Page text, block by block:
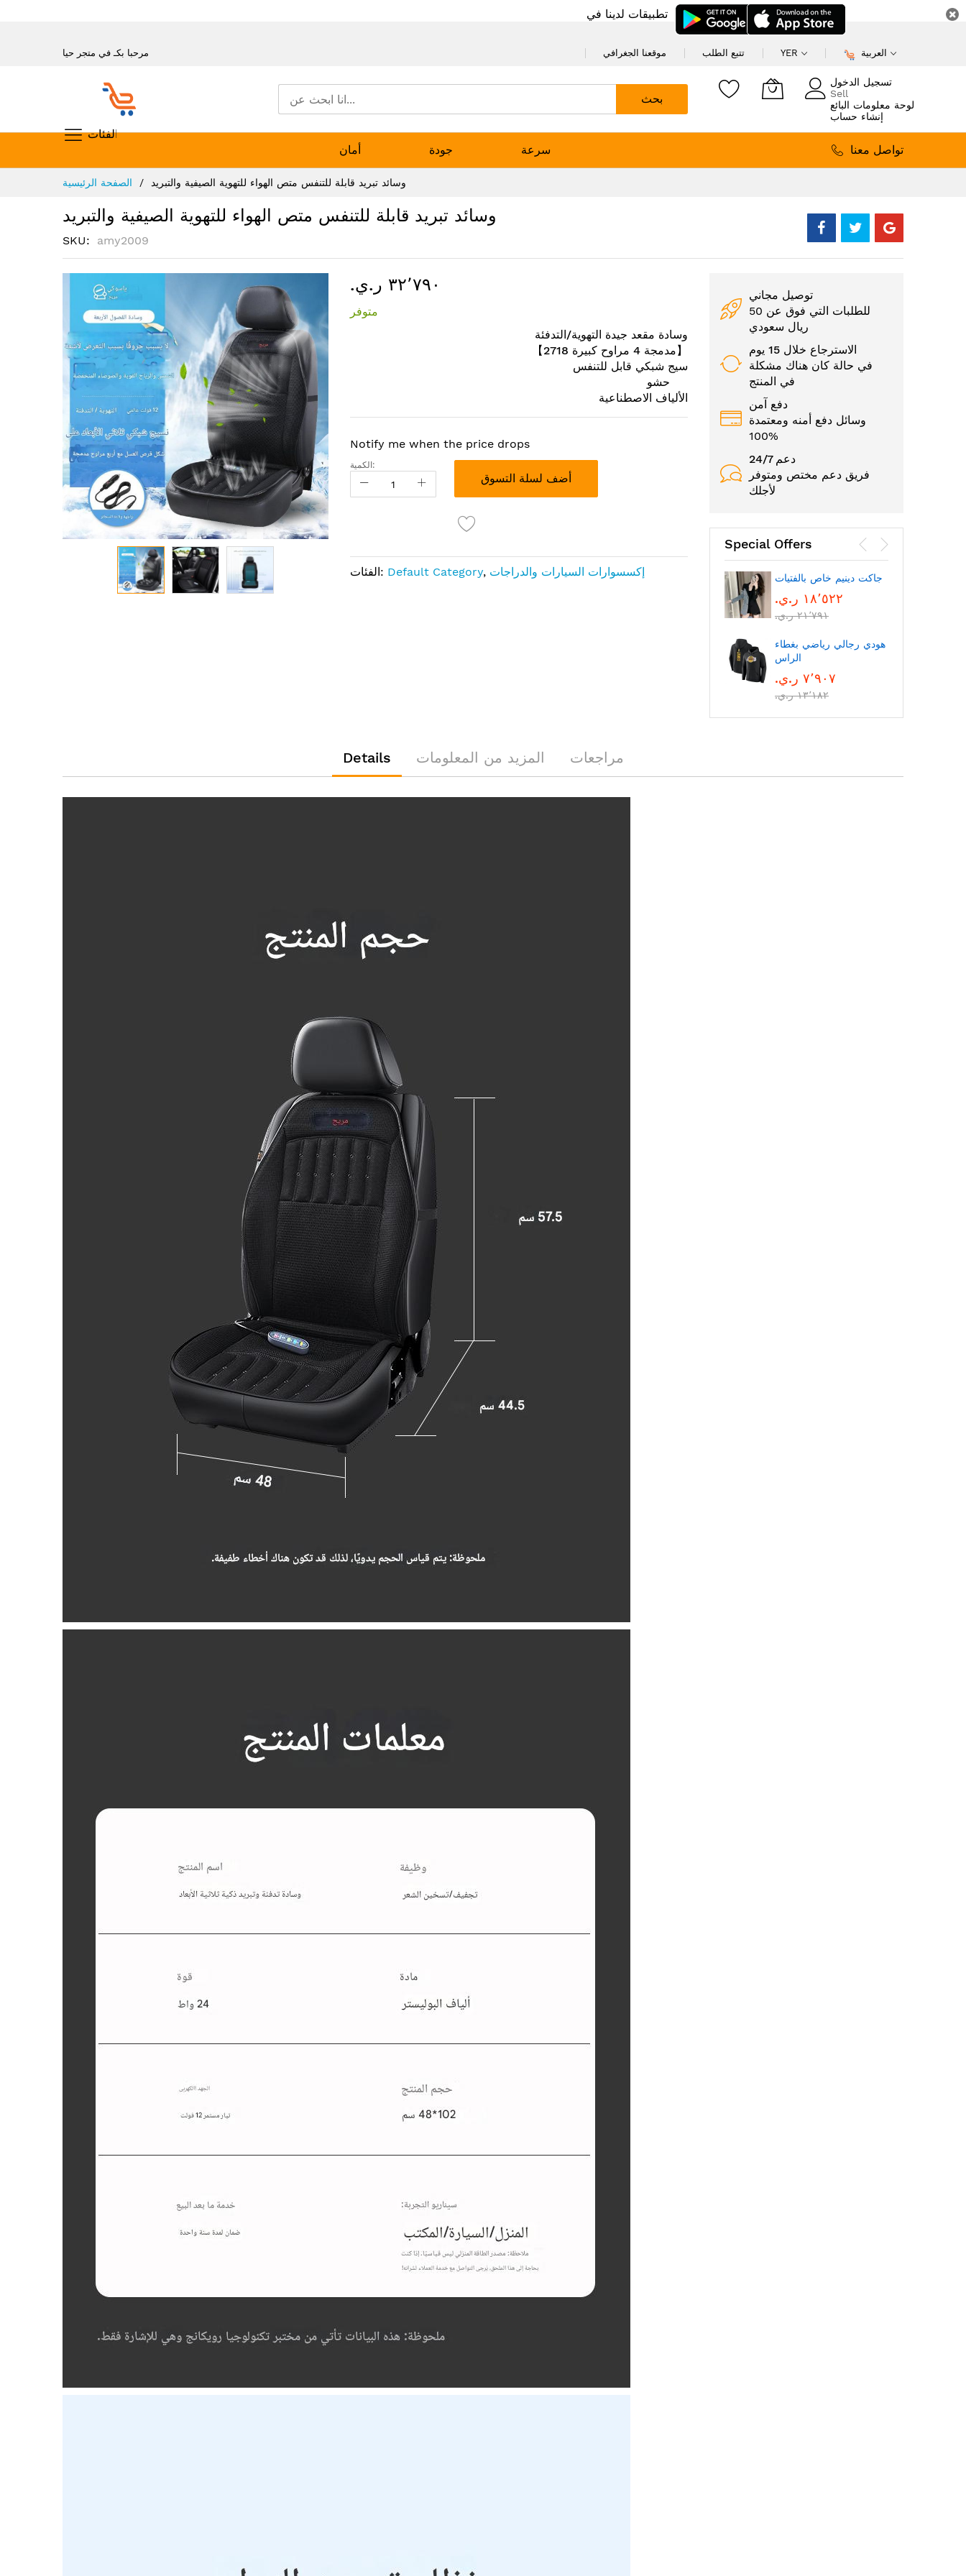
تطبيقات لدينا في
مرحبا بكـ في متجر حيا موقعنا الجغرافي تتبع الطلب YER العربية
تسوق حسب الفئات
بحث
تسجيل الدخول
Sell
لوحة معلومات البائع
إنشاء حساب
أمان جودة سرعة
تواصل معنا
الصفحة الرئيسية وسائد تبريد قابلة للتنفس متص الهواء للتهوية الصيفية والتبريد
وسائد تبريد قابلة للتنفس متص الهواء للتهوية الصيفية والتبريد
SKU amy2009
النهاية
معرض
الصور
٣٢٬٧٩٠ ر.ي.‏
متوفر
وسادة مقعد جيدة التهوية/التدفئة
【مدمجة 4 مراوح كبيرة 2718】
سيج شبكي قابل للتنفس
الألياف الاصطناعية
Notify me when the price drops
الكمية:
أضف لسلة التسوق
الفئات: Default Category, إكسسوارات السيارات والدراجات
توصيل مجاني
للطلبات التي فوق عن 50
ريال سعودي
الاسترجاع خلال 15 يوم
في حالة كان هناك مشكلة
في المنتج
دفع آمن
وسائل دفع أمنه ومعتمدة
100%
24/7 دعم
فريق دعم مختص ومتوفر
لأجلك
Special Offers
جاكت دينيم خاص بالفتيات
١٨٬٥٢٢ ر.ي.‏
٢١٬٧٩١ ر.ي.‏
هودي رجالي رياضي بغطاء
الراس
٧٬٩٠٧ ر.ي.‏
١٣٬١٨٢ ر.ي.‏
Details المزيد من المعلومات مراجعات